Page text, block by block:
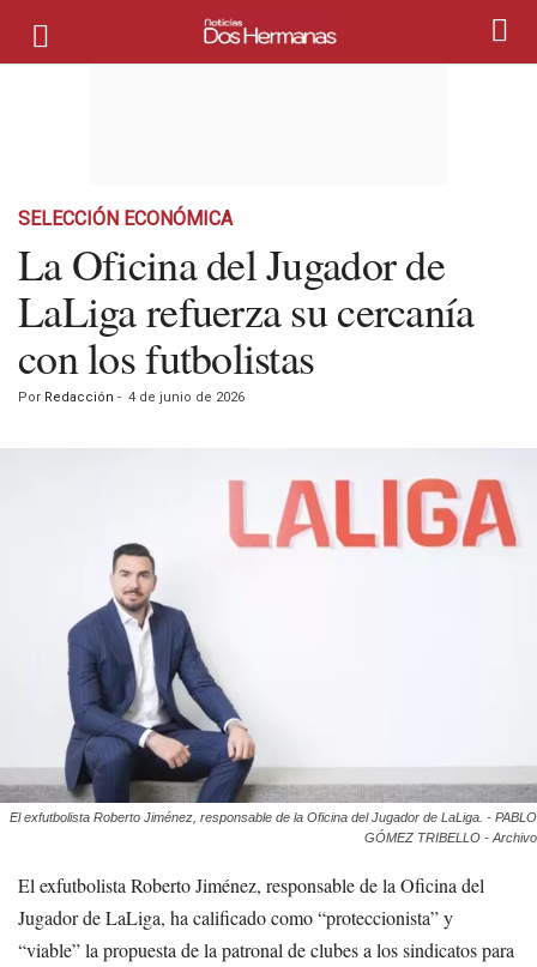
SELECCIÓN ECONÓMICA
La Oficina del Jugador de
LaLiga refuerza su cercanía
con los futbolistas
Por Redacción - 4 de junio de 2026
El exfutbolista Roberto Jiménez, responsable de la Oficina del Jugador de LaLiga. - PABLO
GÓMEZ TRIBELLO - Archivo
El exfutbolista Roberto Jiménez, responsable de la Oficina del
Jugador de LaLiga, ha calificado como “proteccionista” y
“viable” la propuesta de la patronal de clubes a los sindicatos para